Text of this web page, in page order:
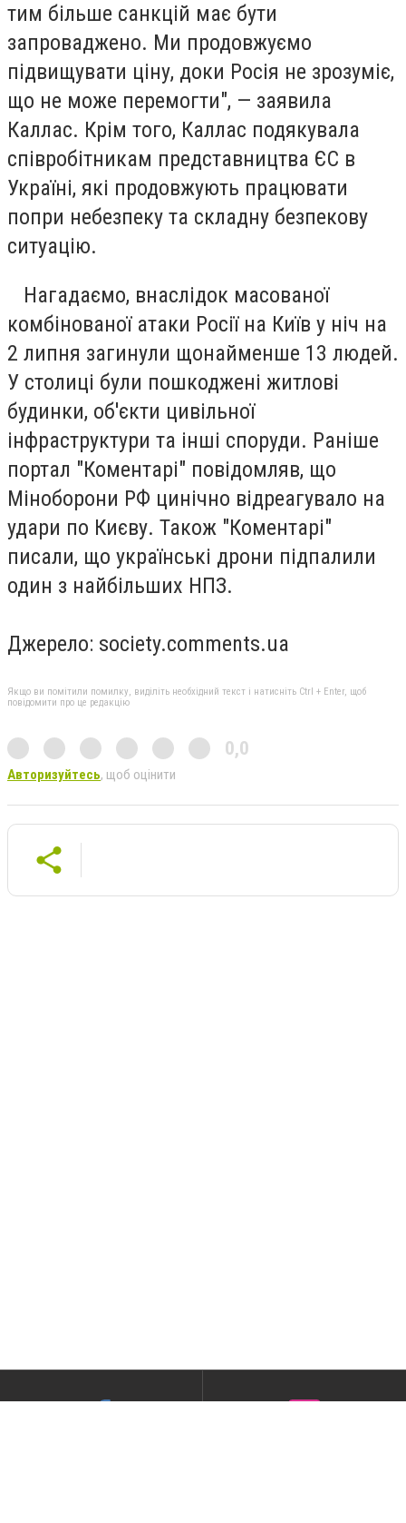
тим більше санкцій має бути
запроваджено. Ми продовжуємо
підвищувати ціну, доки Росія не зрозуміє,
що не може перемогти", — заявила
Каллас. Крім того, Каллас подякувала
співробітникам представництва ЄС в
Україні, які продовжують працювати
попри небезпеку та складну безпекову
ситуацію.
Нагадаємо, внаслідок масованої
комбінованої атаки Росії на Київ у ніч на
2 липня загинули щонайменше 13 людей.
У столиці були пошкоджені житлові
будинки, об'єкти цивільної
інфраструктури та інші споруди. Раніше
портал "Коментарі" повідомляв, що
Міноборони РФ цинічно відреагувало на
удари по Києву. Також "Коментарі"
писали, що українські дрони підпалили
один з найбільших НПЗ.
Джерело: society.comments.ua
Якщо ви помітили помилку, виділіть необхідний текст і натисніть Ctrl + Enter, щоб
повідомити про це редакцію
0,0
Авторизуйтесь, щоб оцінити